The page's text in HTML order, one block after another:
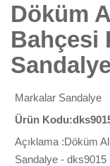
Döküm
Bahçesi
Markalar Sandalye
Ürün
Açıklama :Döküm
Sandalye -